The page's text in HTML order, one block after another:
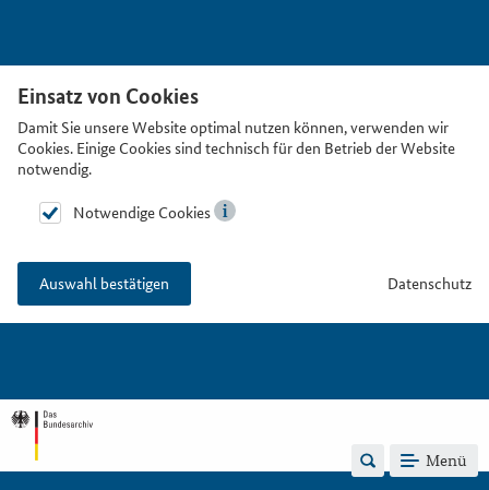
Einsatz von Cookies
Damit Sie unsere Website optimal nutzen können, verwenden wir
Cookies. Einige Cookies sind technisch für den Betrieb der Website
notwendig.
Notwendige Cookies
Auswahl bestätigen Datenschutz
Menü